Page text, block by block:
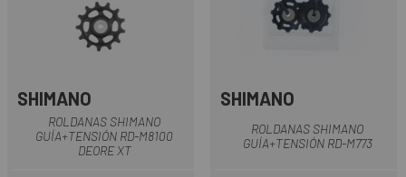
SHIMANO
ROLDANAS SHIMANO
GUÍA+TENSIÓN RD-M8100
DEORE XT
SHIMANO
ROLDANAS SHIMANO
GUÍA+TENSIÓN RD-M773